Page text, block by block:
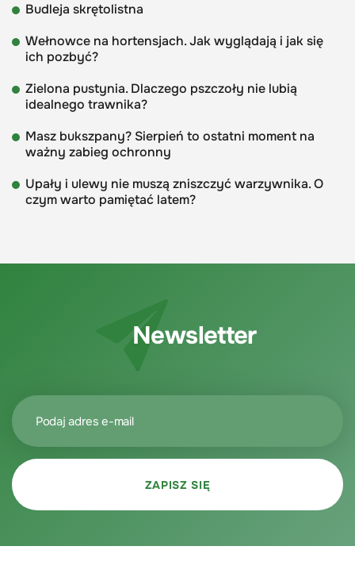
Budleja skrętolistna
Wełnowce na hortensjach. Jak wyglądają i jak się
ich pozbyć?
Zielona pustynia. Dlaczego pszczoły nie lubią
idealnego trawnika?
Masz bukszpany? Sierpień to ostatni moment na
ważny zabieg ochronny
Upały i ulewy nie muszą zniszczyć warzywnika. O
czym warto pamiętać latem?
Newsletter